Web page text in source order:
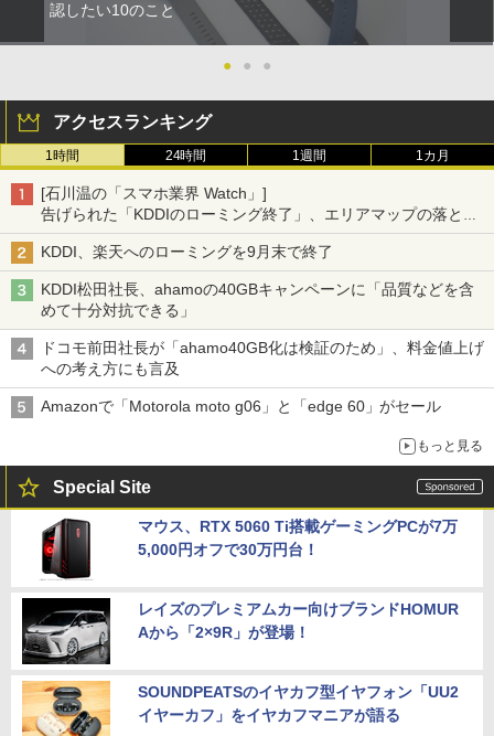
認したい10のこと
● ● ●
アクセスランキング
1時間 24時間 1週間 1カ月
[石川温の「スマホ業界 Watch」]
告げられた「KDDIのローミング終了」、エリアマップの落とし
穴と楽天モバイルの課題
KDDI、楽天へのローミングを9月末で終了
KDDI松田社長、ahamoの40GBキャンペーンに「品質などを含
めて十分対抗できる」
ドコモ前田社長が「ahamo40GB化は検証のため」、料金値上げ
への考え方にも言及
Amazonで「Motorola moto g06」と「edge 60」がセール
もっと見る
Special Site
マウス、RTX 5060 Ti搭載ゲーミングPCが7万
5,000円オフで30万円台！
レイズのプレミアムカー向けブランドHOMUR
Aから「2×9R」が登場！
SOUNDPEATSのイヤカフ型イヤフォン「UU2
イヤーカフ」をイヤカフマニアが語る